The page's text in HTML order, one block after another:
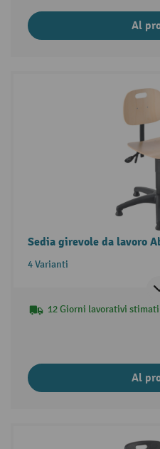
Al
Sedia girevole da lavoro
4 Varianti
12 Giorni lavorativi stimati
Al